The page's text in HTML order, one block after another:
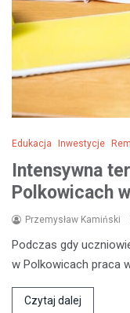
Edukacja Inwestycje
Intensywna
Polkowicach
Przemysław Kamiński
Podczas gdy
w Polkowicach praca
Czytaj dalej